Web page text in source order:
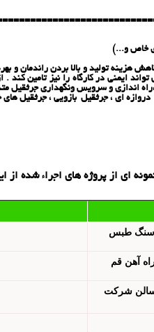
خاص و...)
تولید و بالا بردن راندمان و
ایمنی در کارگاه را نیز تامین کند
و سرویس ونگهداری جرثقیل
ای از پروژه های اجراء شده از
سنگ طبس
آهن قم
سالن شركت